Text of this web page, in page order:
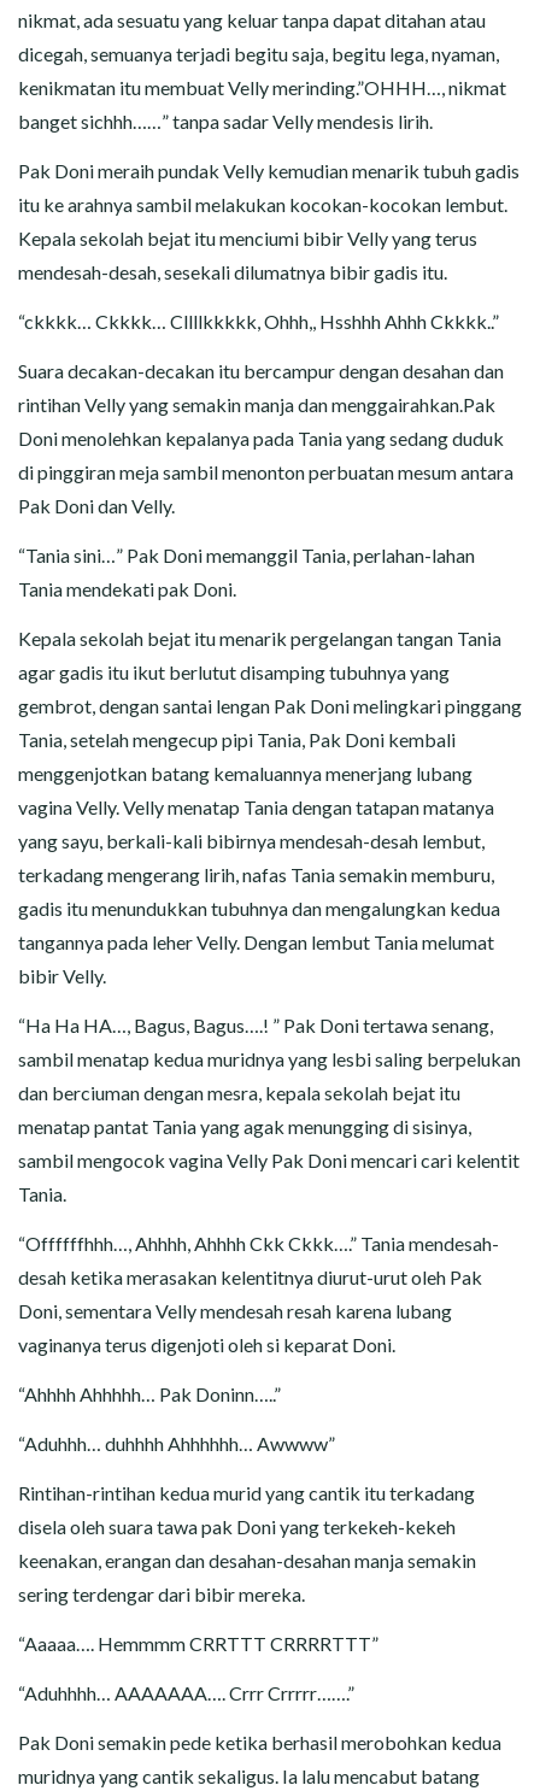
nikmat, ada sesuatu yang keluar tanpa dapat ditahan atau
dicegah, semuanya terjadi begitu saja, begitu lega, nyaman,
kenikmatan itu membuat Velly merinding.”OHHH…, nikmat
banget sichhh……” tanpa sadar Velly mendesis lirih.
Pak Doni meraih pundak Velly kemudian menarik tubuh gadis
itu ke arahnya sambil melakukan kocokan-kocokan lembut.
Kepala sekolah bejat itu menciumi bibir Velly yang terus
mendesah-desah, sesekali dilumatnya bibir gadis itu.
“ckkkk… Ckkkk… Cllllkkkkk, Ohhh,, Hsshhh Ahhh Ckkkk..”
Suara decakan-decakan itu bercampur dengan desahan dan
rintihan Velly yang semakin manja dan menggairahkan.Pak
Doni menolehkan kepalanya pada Tania yang sedang duduk
di pinggiran meja sambil menonton perbuatan mesum antara
Pak Doni dan Velly.
“Tania sini…” Pak Doni memanggil Tania, perlahan-lahan
Tania mendekati pak Doni.
Kepala sekolah bejat itu menarik pergelangan tangan Tania
agar gadis itu ikut berlutut disamping tubuhnya yang
gembrot, dengan santai lengan Pak Doni melingkari pinggang
Tania, setelah mengecup pipi Tania, Pak Doni kembali
menggenjotkan batang kemaluannya menerjang lubang
vagina Velly. Velly menatap Tania dengan tatapan matanya
yang sayu, berkali-kali bibirnya mendesah-desah lembut,
terkadang mengerang lirih, nafas Tania semakin memburu,
gadis itu menundukkan tubuhnya dan mengalungkan kedua
tangannya pada leher Velly. Dengan lembut Tania melumat
bibir Velly.
“Ha Ha HA…, Bagus, Bagus….! ” Pak Doni tertawa senang,
sambil menatap kedua muridnya yang lesbi saling berpelukan
dan berciuman dengan mesra, kepala sekolah bejat itu
menatap pantat Tania yang agak menungging di sisinya,
sambil mengocok vagina Velly Pak Doni mencari cari kelentit
Tania.
“Offffffhhh…, Ahhhh, Ahhhh Ckk Ckkk….” Tania mendesah-
desah ketika merasakan kelentitnya diurut-urut oleh Pak
Doni, sementara Velly mendesah resah karena lubang
vaginanya terus digenjoti oleh si keparat Doni.
“Ahhhh Ahhhhh… Pak Doninn…..”
“Aduhhh… duhhhh Ahhhhhh… Awwww”
Rintihan-rintihan kedua murid yang cantik itu terkadang
disela oleh suara tawa pak Doni yang terkekeh-kekeh
keenakan, erangan dan desahan-desahan manja semakin
sering terdengar dari bibir mereka.
“Aaaaa…. Hemmmm CRRTTT CRRRRTTT”
“Aduhhhh… AAAAAAA…. Crrr Crrrrr…….”
Pak Doni semakin pede ketika berhasil merobohkan kedua
muridnya yang cantik sekaligus. Ia lalu mencabut batang